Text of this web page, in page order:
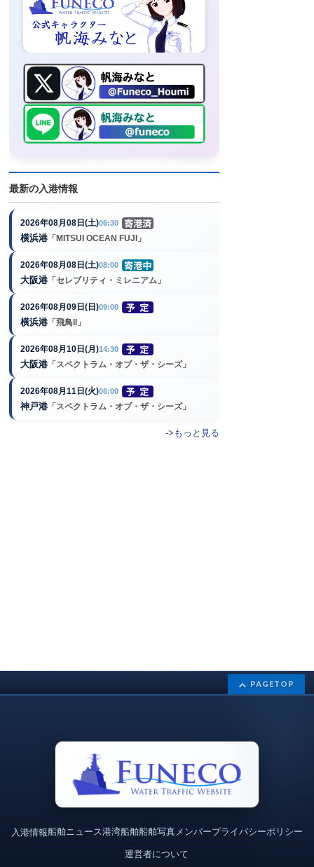
最新の入港情報
2026年08月08日(土)06:30
横浜港 「MITSUI OCEAN FUJI」
2026年08月08日(土)08:00
大阪港 「セレブリティ・ミレニアム」
2026年08月09日(日)09:00
横浜港 「飛鳥II」
2026年08月10日(月)14:30
大阪港 「スペクトラム・オブ・ザ・シーズ」
2026年08月11日(火)06:00
神戸港 「スペクトラム・オブ・ザ・シーズ」
->もっと見る
PAGETOP
入港情報船舶ニュース港湾船舶船舶写真メンバープライバシーポリシー
運営者について